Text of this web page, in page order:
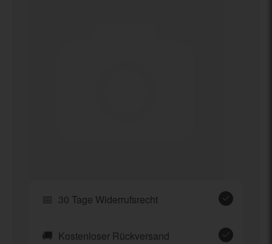
📅 30 Tage Widerrufsrecht
🚚 Kostenloser Rückversand